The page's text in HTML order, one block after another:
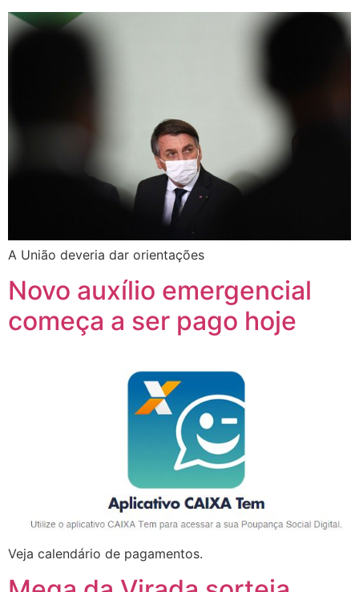
A União deveria dar orientações
Novo auxílio emergencial
começa a ser pago hoje
Veja calendário de pagamentos.